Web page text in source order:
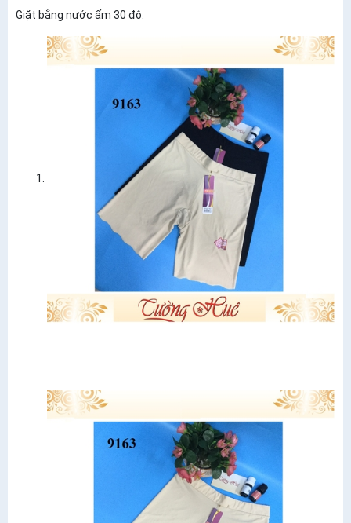
Giặt bằng nước ấm 30 độ.